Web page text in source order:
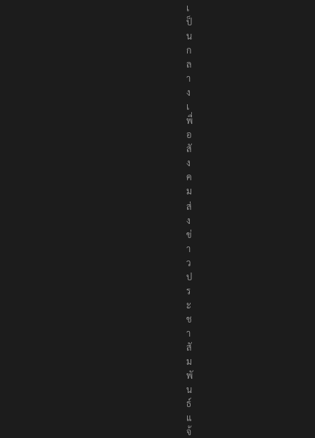
ง
เ
ป็
น
ก
ล
า
ง
เ
พื่
อ
สั
ง
ค
ม
ส่
ง
ข่
า
ว
ป
ร
ะ
ช
า
สั
ม
พั
น
ธ์
แ